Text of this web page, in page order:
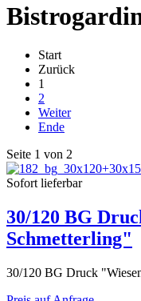
Start
Zurück
1
2
Weiter
Ende
Seite 1 von 2
Sofort lieferbar
30/120 BG
Schmetterling"
30/120 BG Druck